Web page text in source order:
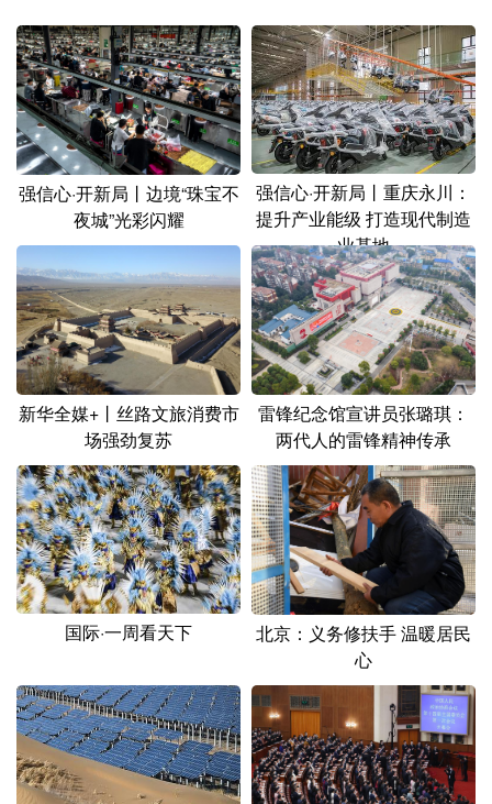
多语种频道
English Español Français عربى
Русский язык 日本語 한국어
Deutsch Português
强信心·开新局丨边境“珠宝不
夜城”光彩闪耀
强信心·开新局丨重庆永川：
提升产业能级 打造现代制造
业基地
新华全媒+丨丝路文旅消费市
场强劲复苏
雷锋纪念馆宣讲员张璐琪：
两代人的雷锋精神传承
国际·一周看天下
北京：义务修扶手 温暖居民
心